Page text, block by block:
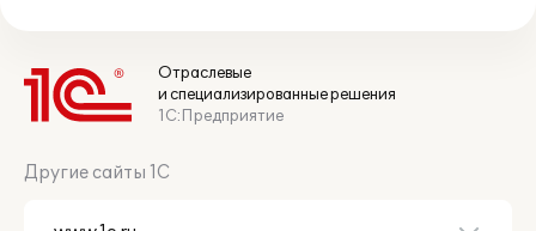
Отраслевые
и специализированные решения
1С:Предприятие
Другие сайты 1С